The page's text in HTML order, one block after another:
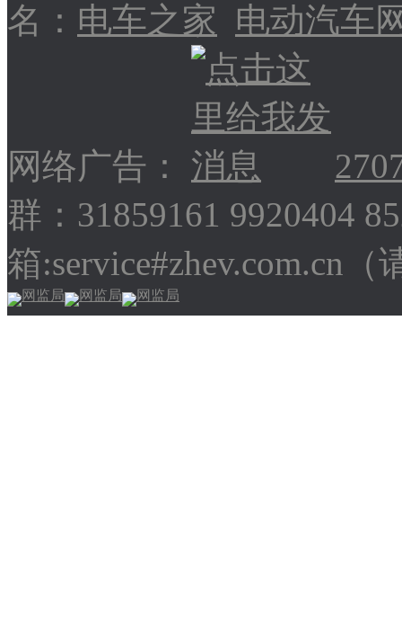
名： 电车之家 电动汽车
网络广告：
群：31859161 9920404
箱:service#zhev.com.cn